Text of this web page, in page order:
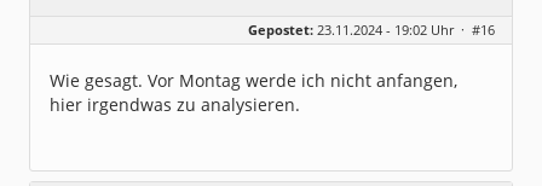
Homepage:
willuhn.de/
Dabei seit:
03 / 2005
Gepostet: 23.11.2024 - 19:02 Uhr · #16
Wie gesagt. Vor Montag werde ich nicht anfangen,
hier irgendwas zu analysieren.